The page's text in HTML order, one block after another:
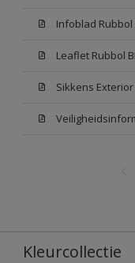
Infoblad Rubbol
Leaflet Rubbol
Kleurcollectie